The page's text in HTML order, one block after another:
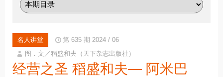
名人讲堂
第 635 期 2024 / 06
图．文／稻盛和夫（天下杂志出版社）
经营之圣 稻盛和夫— 阿米巴